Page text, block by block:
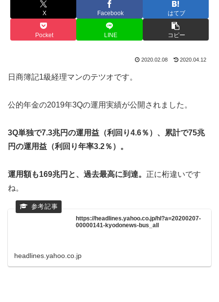
X Facebook はてブ
Pocket LINE コピー
2020.02.08 2020.04.12
日商簿記1級経理マンのテツオです。
公的年金の2019年3Qの運用実績が公開されました。
3Q単独で7.3兆円の運用益（利回り4.6％）、累計で75兆
円の運用益（利回り年率3.2％）。
運用額も169兆円と、過去最高に到達。 正に桁違いです
ね。
https://headlines.yahoo.co.jp/hl?a=20200207-
00000141-kyodonews-bus_all
headlines.yahoo.co.jp